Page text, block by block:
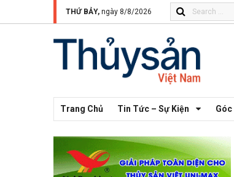
THỨ BẢY, ngày 8/8/2026
Trang Chủ Tin Tức – Sự Kiện Góc